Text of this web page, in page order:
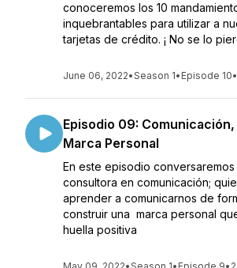
conoceremos los 10
inquebrantables para utilizar a
tarjetas de crédito. ¡ No se lo
June 06, 2022•Season 1• Episode 10•
Episodio 09: Comunicación,
Marca Personal
En este episodio conversaremos
consultora en comunicación;
aprender a comunicarnos de
construir una marca personal
huella positiva